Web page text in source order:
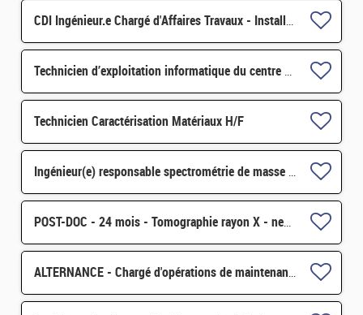
CDI Ingénieur.e Chargé d'Affaires Travaux - Installation nucléaire
Technicien d’exploitation informatique du centre de calcul TERA-EXA H/F
Technicien Caractérisation Matériaux H/F
Ingénieur(e) responsable spectrométrie de masse à ions secondaires et développements analytiques H/F
POST-DOC - 24 mois - Tomographie rayon X - neutrons de l'évaporation H/F
ALTERNANCE - Chargé d'opérations de maintenance sur Installation Nucléaire de Base (INB) H/F